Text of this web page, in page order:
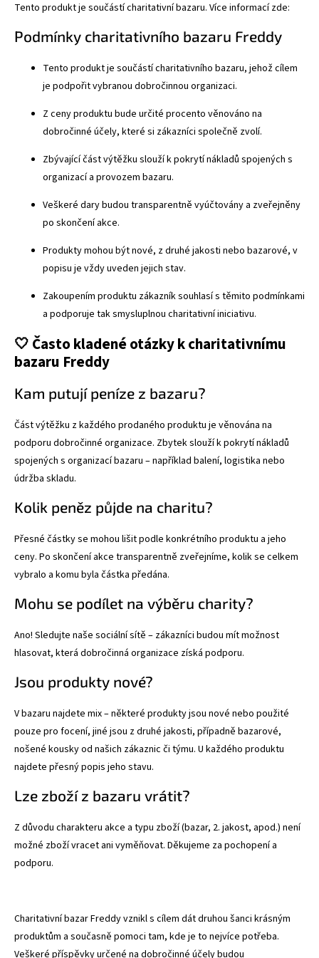
Tento produkt je součástí charitativní bazaru. Více informací zde:
Podmínky charitativního bazaru Freddy
Tento produkt je součástí charitativního bazaru, jehož cílem
je podpořit vybranou dobročinnou organizaci.
Z ceny produktu bude určité procento věnováno na
dobročinné účely, které si zákazníci společně zvolí.
Zbývající část výtěžku slouží k pokrytí nákladů spojených s
organizací a provozem bazaru.
Veškeré dary budou transparentně vyúčtovány a zveřejněny
po skončení akce.
Produkty mohou být nové, z druhé jakosti nebo bazarové, v
popisu je vždy uveden jejich stav.
Zakoupením produktu zákazník souhlasí s těmito podmínkami
a podporuje tak smysluplnou charitativní iniciativu.
🤍 Často kladené otázky k charitativnímu
bazaru Freddy
Kam putují peníze z bazaru?
Část výtěžku z každého prodaného produktu je věnována na
podporu dobročinné organizace. Zbytek slouží k pokrytí nákladů
spojených s organizací bazaru – například balení, logistika nebo
údržba skladu.
Kolik peněz půjde na charitu?
Přesné částky se mohou lišit podle konkrétního produktu a jeho
ceny. Po skončení akce transparentně zveřejníme, kolik se celkem
vybralo a komu byla částka předána.
Mohu se podílet na výběru charity?
Ano! Sledujte naše sociální sítě – zákazníci budou mít možnost
hlasovat, která dobročinná organizace získá podporu.
Jsou produkty nové?
V bazaru najdete mix – některé produkty jsou nové nebo použité
pouze pro focení, jiné jsou z druhé jakosti, případně bazarové,
nošené kousky od našich zákaznic či týmu. U každého produktu
najdete přesný popis jeho stavu.
Lze zboží z bazaru vrátit?
Z důvodu charakteru akce a typu zboží (bazar, 2. jakost, apod.) není
možné zboží vracet ani vyměňovat. Děkujeme za pochopení a
podporu.
Charitativní bazar Freddy vznikl s cílem dát druhou šanci krásným
produktům a současně pomoci tam, kde je to nejvíce potřeba.
Veškeré příspěvky určené na dobročinné účely budou